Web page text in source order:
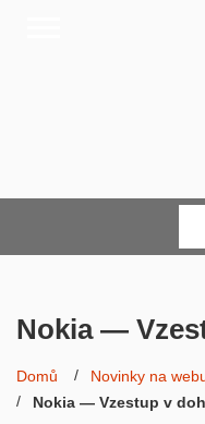
Nokia —
Domů
Novinky na
Nokia — Vzestup v